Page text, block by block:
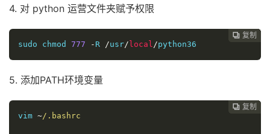
4. 对 python 运营文件夹赋予权限
 复制
 复制
 复制
 复制
 复制
 复制
 复制
 复制
 复制
 复制
 复制
 复制
 复制
sudo chmod 777 - R /usr/ local/python36
5. 添加PATH环境变量
 复制
 复制
 复制
 复制
 复制
 复制
 复制
 复制
 复制
 复制
 复制
 复制
vim ~/.bashrc